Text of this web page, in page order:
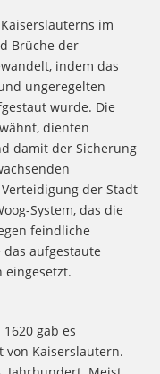
im
Brüche der
indem das
ungeregelten
wurde. Die
dienten
damit der Sicherung
der Stadt
System, das die
feindliche
aufgestaute
eingesetzt.
gab es
von Kaiserslautern.